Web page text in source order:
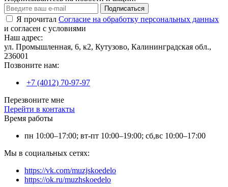
Подписаться
Я прочитал Согласие на обработку персональных данных
и согласен с условиями
Наш адрес:
ул. Промышленная, 6, к2, Кутузово, Калининградская обл.,
236001
Позвоните нам:
+7 (4012) 70-97-97
Перезвоните мне
Перейти в контакты
Время работы
пн 10:00–17:00; вт-пт 10:00–19:00; сб,вс 10:00–17:00
Мы в социальных сетях:
https://vk.com/muzjskoedelo
https://ok.ru/muzhskoedelo